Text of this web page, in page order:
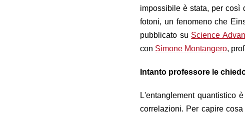
impossibile è stata, per così
fotoni, un fenomeno che
pubblicato su Science
con Simone Montangero,
Intanto professore le
L'entanglement quantistico
correlazioni. Per capire